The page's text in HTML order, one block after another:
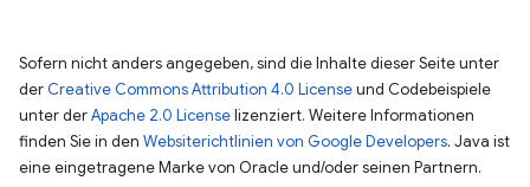
Sofern nicht anders angegeben, sind die Inhalte dieser Seite unter
der Creative Commons Attribution 4.0 Licenseund Codebeispiele
unter derApache 2.0 Licenselizenziert. Weitere Informationen
finden Sie in den Websiterichtlinien von Google Developers. Java ist
eine eingetragene Marke von Oracle und/oder seinen Partnern.